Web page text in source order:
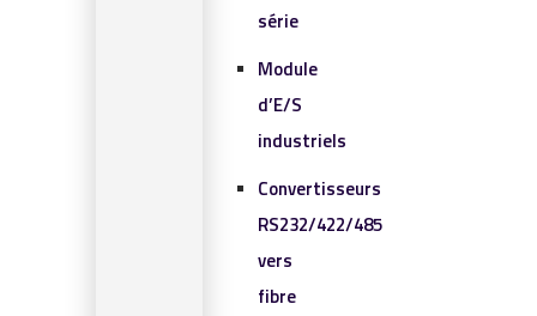
série
Module
d’E/S
industriels
Convertisseurs
RS232/422/485
vers
fibre